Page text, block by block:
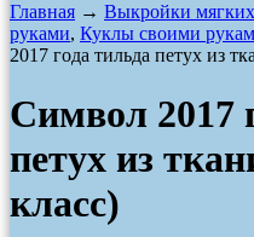
Главная → Выкройки
руками, Куклы своими
2017 года тильда петух из
Символ 2017
петух из
класс)